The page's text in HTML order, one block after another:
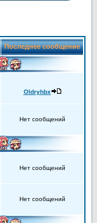
Последнее сообщение
Oldryhbx
Нет сообщений
Нет сообщений
Нет сообщений